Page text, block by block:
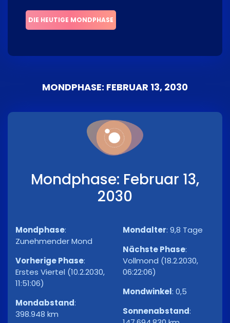
DIE HEUTIGE MONDPHASE
MONDPHASE: FEBRUAR 13, 2030
Mondphase: Februar 13,
2030
Mondphase:
Zunehmender Mond
Vorherige Phase:
Erstes Viertel (10.2.2030,
11:51:06)
Mondabstand:
398.948 km
Mondalter: 9,8 Tage
Nächste Phase:
Vollmond (18.2.2030,
06:22:06)
Mondwinkel: 0,5
Sonnenabstand: